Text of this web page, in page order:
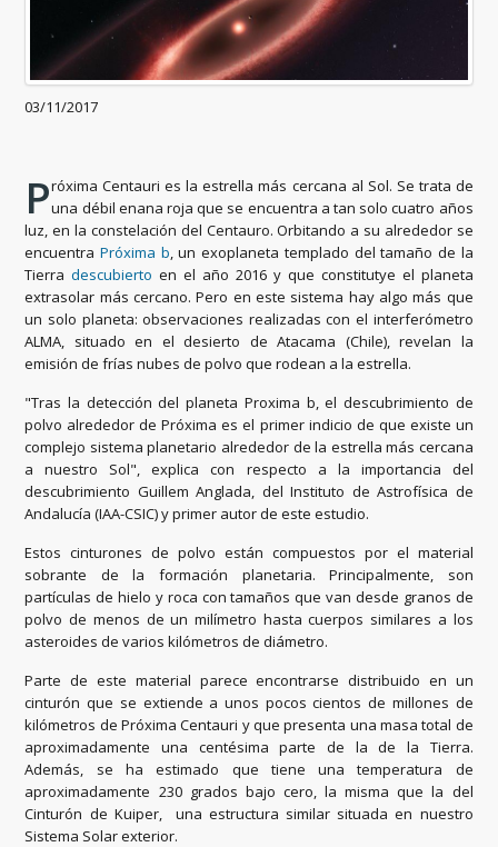
03/11/2017
Próxima Centauri es la estrella más cercana al Sol. Se trata de
una débil enana roja que se encuentra a tan solo cuatro años
luz, en la constelación del Centauro. Orbitando a su alrededor se
encuentraPróxima b, un exoplaneta templado del tamaño de la
Tierradescubierto en el año 2016 y que constitutye el planeta
extrasolar más cercano. Pero en este sistema hay algo más que
un solo planeta: observaciones realizadas con el interferómetro
ALMA, situado en el desierto de Atacama (Chile), revelan la
emisión de frías nubes de polvo que rodean a la estrella.
"Tras la detección del planeta Proxima b, el descubrimiento de
polvo alrededor de Próxima es el primer indicio de que existe un
complejo sistema planetario alrededor de la estrella más cercana
a nuestro Sol", explica con respecto a la importancia del
descubrimiento Guillem Anglada, del Instituto de Astrofísica de
Andalucía (IAA-CSIC) y primer autor de este estudio.
Estos cinturones de polvo están compuestos por el material
sobrante de la formación planetaria. Principalmente, son
partículas de hielo y roca con tamaños que van desde granos de
polvo de menos de un milímetro hasta cuerpos similares a los
asteroides de varios kilómetros de diámetro.
Parte de este material parece encontrarse distribuido en un
cinturón que se extiende a unos pocos cientos de millones de
kilómetros de Próxima Centauri y que presenta una masa total de
aproximadamente una centésima parte de la de la Tierra.
Además, se ha estimado que tiene una temperatura de
aproximadamente 230 grados bajo cero, la misma que la del
Cinturón de Kuiper, una estructura similar situada en nuestro
Sistema Solar exterior.